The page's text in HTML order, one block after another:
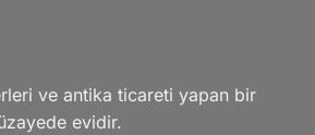
ve antika ticareti yapan bir
evidir.